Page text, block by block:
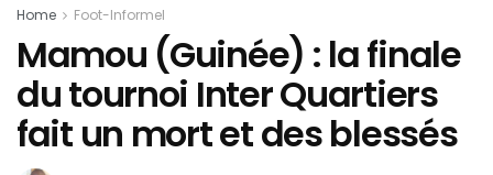
Home Foot-Informel
Mamou (Guinée) : la finale
du tournoi Inter Quartiers
fait un mort et des blessés